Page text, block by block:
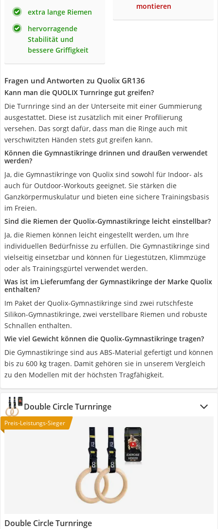
extra lange Riemen
hervorragende
Stabilität und
bessere Griffigkeit
montieren
Fragen und Antworten zu Quolix GR136
Kann man die QUOLIX Turnringe gut greifen?
Die Turnringe sind an der Unterseite mit einer Gummierung
ausgestattet. Diese ist zusätzlich mit einer Profilierung
versehen. Das sorgt dafür, dass man die Ringe auch mit
verschwitzten Händen stets gut greifen kann.
Können die Gymnastikringe drinnen und draußen verwendet
werden?
Ja, die Gymnastikringe von Quolix sind sowohl für Indoor- als
auch für Outdoor-Workouts geeignet. Sie stärken die
Ganzkörpermuskulatur und bieten eine sichere Trainingsbasis
im Freien.
Sind die Riemen der Quolix-Gymnastikringe leicht einstellbar?
Ja, die Riemen können leicht eingestellt werden, um Ihre
individuellen Bedürfnisse zu erfüllen. Die Gymnastikringe sind
vielseitig einsetzbar und können für Liegestützen, Klimmzüge
oder als Trainingsgürtel verwendet werden.
Was ist im Lieferumfang der Gymnastikringe der Marke Quolix
enthalten?
Im Paket der Quolix-Gymnastikringe sind zwei rutschfeste
Silikon-Gymnastikringe, zwei verstellbare Riemen und robuste
Schnallen enthalten.
Wie viel Gewicht können die Quolix-Gymnastikringe tragen?
Die Gymnastikringe sind aus ABS-Material gefertigt und können
bis zu 600 kg tragen. Damit gehören sie in unserem Vergleich
zu den Modellen mit der höchsten Tragfähigkeit.
Double Circle Turnringe
Preis-Leistungs-Sieger
Double Circle Turnringe